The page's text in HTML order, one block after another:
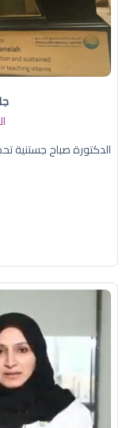
الدكتورة صباح جستنية